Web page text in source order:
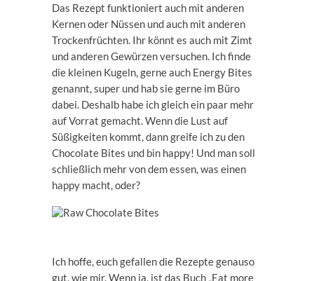
Das Rezept funktioniert auch mit anderen
Kernen oder Nüssen und auch mit anderen
Trockenfrüchten. Ihr könnt es auch mit Zimt
und anderen Gewürzen versuchen. Ich finde
die kleinen Kugeln, gerne auch Energy Bites
genannt, super und hab sie gerne im Büro
dabei. Deshalb habe ich gleich ein paar mehr
auf Vorrat gemacht. Wenn die Lust auf
Süßigkeiten kommt, dann greife ich zu den
Chocolate Bites und bin happy! Und man soll
schließlich mehr von dem essen, was einen
happy macht, oder?
Ich hoffe, euch gefallen die Rezepte genauso
gut, wie mir. Wenn ja, ist das Buch „Eat more